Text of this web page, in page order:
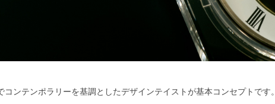
ンテンポラリーを基調としたデザインテイストが基本コンセプトです。